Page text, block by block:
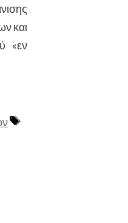
και
«εν
Ετικέτες